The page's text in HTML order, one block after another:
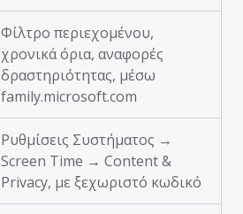
Φίλτρο περιεχομένου,
χρονικά όρια, αναφορές
δραστηριότητας, μέσω
family.microsoft.com
Ρυθμίσεις Συστήματος →
Screen Time → Content &
Privacy, με ξεχωριστό κωδικό